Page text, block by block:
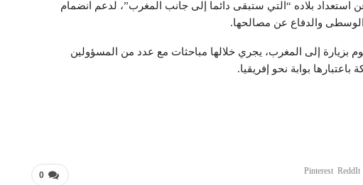
استعداد بلاده “التي ستبقى دائما إلى جانب المغرب”، لدعم انضمام
الوسطى والدفاع عن مصالحها.
بزيارة إلى المغرب، يجري خلالها مباحثات مع عدد من المسؤولين
باعتبارها بوابة نحو إفريقيا.
0 ReddIt
Pinterest